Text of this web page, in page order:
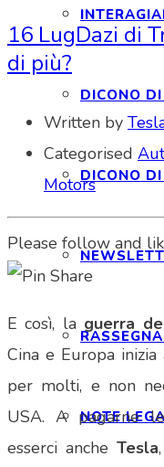
DICONO
DICONO
NOTE
16 LugDazi di
di più?
Written by
Categorised
Motors
Please follow and
E così, la guerra
Cina e Europa
per molti, e non
USA. A pagarne
esserci ancheTesla